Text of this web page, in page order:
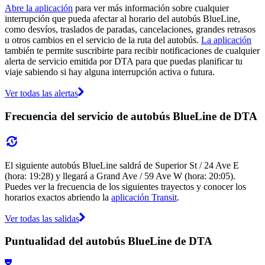
Abre la aplicación para ver más información sobre cualquier
interrupción que pueda afectar al horario del autobús BlueLine,
como desvíos, traslados de paradas, cancelaciones, grandes retrasos
u otros cambios en el servicio de la ruta del autobús. La aplicación
también te permite suscribirte para recibir notificaciones de cualquier
alerta de servicio emitida por DTA para que puedas planificar tu
viaje sabiendo si hay alguna interrupción activa o futura.
Ver todas las alertas
Frecuencia del servicio de autobús BlueLine de DTA
El siguiente autobús BlueLine saldrá de Superior St / 24 Ave E
(hora: 19:28) y llegará a Grand Ave / 59 Ave W (hora: 20:05).
Puedes ver la frecuencia de los siguientes trayectos y conocer los
horarios exactos abriendo la aplicación Transit.
Ver todas las salidas
Puntualidad del autobús BlueLine de DTA